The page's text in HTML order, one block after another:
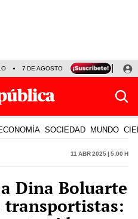
7 DE AGOSTO TINKA RESULTADOS
SOCIEDAD MUNDO
11 Abr 2025 | 5:00 h
Dina Boluarte
transportistas: